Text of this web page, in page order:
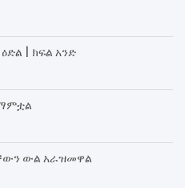
ዕድል | ክፍል አንድ
ውል አራዝመዋል